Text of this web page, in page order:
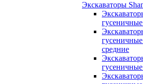
Экскаваторы
средние